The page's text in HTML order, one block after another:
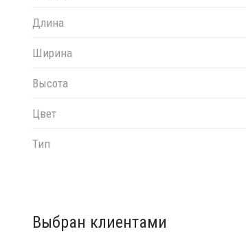
Длина
Ширина
Высота
Цвет
Тип
Выбран клиентами